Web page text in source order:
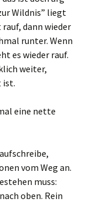
Wildnis” liegt
dann wieder
runter. Wenn
es wieder rauf.
weiter,
ist.
eine nette
vom Weg an.
muss:
oben. Rein